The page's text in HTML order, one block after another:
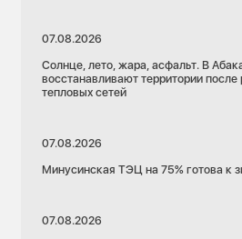
07.08.2026
Солнце, лето, жара, асфальт. В
восстанавливают территории после
тепловых сетей
07.08.2026
Минусинская ТЭЦ на 75% готова к
07.08.2026